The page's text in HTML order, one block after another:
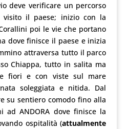
deve verificare un percorso
visito il paese; inizio con la
poi le vie che portano
dove finisce il paese e inizia
attraversa tutto il parco
Chiappa, tutto in salita ma
fiori e con viste sul mare
soleggiata e nitida. Dal
su sentiero comodo fino alla
ad ANDORA dove finisce la
ospitalità (attualmente